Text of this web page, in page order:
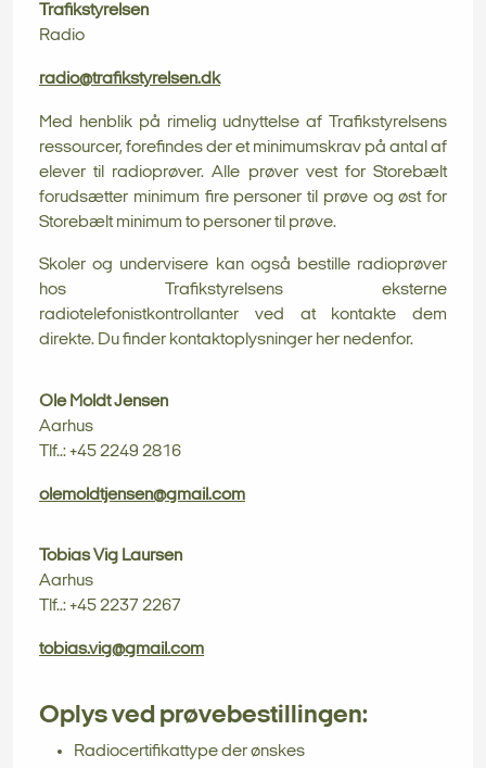
Trafikstyrelsen
Radio
radio@trafikstyrelsen.dk
Med henblik på rimelig udnyttelse af Trafikstyrelsens
ressourcer, forefindes der et minimumskrav på antal af
elever til radioprøver. Alle prøver vest for Storebælt
forudsætter minimum fire personer til prøve og øst for
Storebælt minimum to personer til prøve.
Skoler og undervisere kan også bestille radioprøver
hos Trafikstyrelsens eksterne
radiotelefonistkontrollanter ved at kontakte dem
direkte. Du finder kontaktoplysninger her nedenfor.
Ole Moldt Jensen
Aarhus
Tlf..: +45 2249 2816
olemoldtjensen@gmail.com
Tobias Vig Laursen
Aarhus
Tlf..: +45 2237 2267
tobias.vig@gmail.com
Oplys ved prøvebestillingen:
Radiocertifikattype der ønskes